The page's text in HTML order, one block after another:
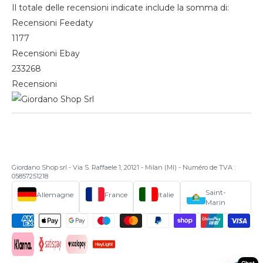
Il totale delle recensioni indicate include la somma di:
Recensioni Feedaty
1177
Recensioni Ebay
233268
Recensioni
Giordano Shop srl - Via S. Raffaele 1, 20121 - Milan (MI) - Numéro de TVA :
05857251218
Allemagne France Italie
Saint-
Marin